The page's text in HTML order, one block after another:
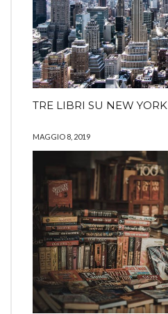
TRE LIBRI SU NEW YORK
MAGGIO 8, 2019